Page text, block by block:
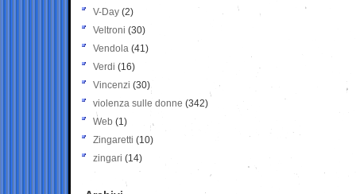
V-Day (2)
Veltroni (30)
Vendola (41)
Verdi (16)
Vincenzi (30)
violenza sulle donne (342)
Web (1)
Zingaretti (10)
zingari (14)